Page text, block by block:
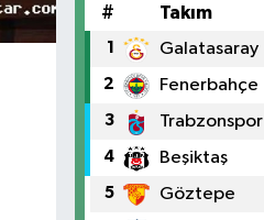
# Takım
1 Galatasaray
2 Fenerbahçe
3 Trabzonspor
4 Beşiktaş
5 Göztepe